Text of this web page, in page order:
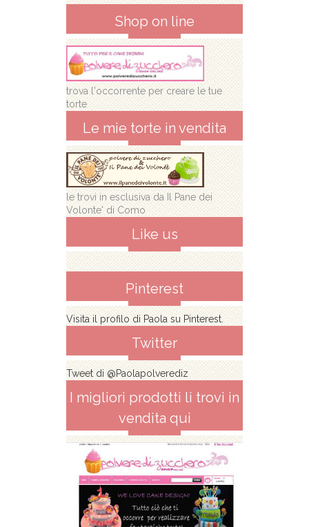
Shop on line
trova l'occorrente per creare le tue
torte
Le mie torte in vendita
le trovi in esclusiva da Il Pane dei
Volonte' di Como
Like us
Pinterest
Visita il profilo di Paola su Pinterest.
Twitter
Tweet di @Paolapolverediz
I migliori prodotti li trovi in
vendita qui